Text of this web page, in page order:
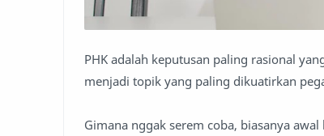
PHK adalah keputusan paling rasional
menjadi topik yang paling dikuatirkan
Gimana nggak serem coba, biasanya